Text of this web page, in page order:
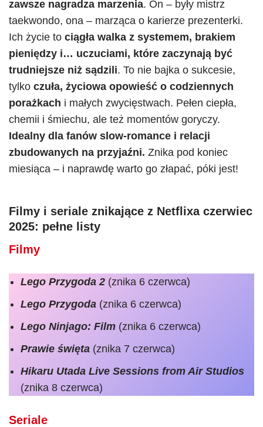
zawsze nagradza marzenia. On – były mistrz
taekwondo, ona – marząca o karierze prezenterki.
Ich życie to ciągła walka z systemem, brakiem
pieniędzy i… uczuciami, które zaczynają być
trudniejsze niż sądzili. To nie bajka o sukcesie,
tylko czuła, życiowa opowieść o codziennych
porażkach i małych zwycięstwach. Pełen ciepła,
chemii i śmiechu, ale też momentów goryczy.
Idealny dla fanów slow-romance i relacji
zbudowanych na przyjaźni. Znika pod koniec
miesiąca – i naprawdę warto go złapać, póki jest!
Filmy i seriale znikające z Netflixa czerwiec
2025: pełne listy
Filmy
Lego Przygoda 2 (znika 6 czerwca)
Lego Przygoda (znika 6 czerwca)
Lego Ninjago: Film (znika 6 czerwca)
Prawie święta (znika 7 czerwca)
Hikaru Utada Live Sessions from Air Studios
(znika 8 czerwca)
Seriale